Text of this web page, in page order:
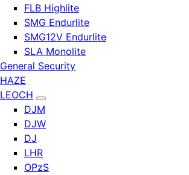
FLB Highlite
SMG Endurlite
SMG12V Endurlite
SLA Monolite
General Security
HAZE
LEOCH
DJM
DJW
DJ
LHR
OPzS